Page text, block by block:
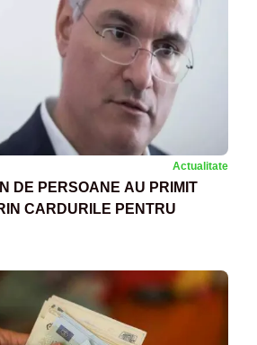
Actualitate
DE PERSOANE AU PRIMIT
CARDURILE PENTRU